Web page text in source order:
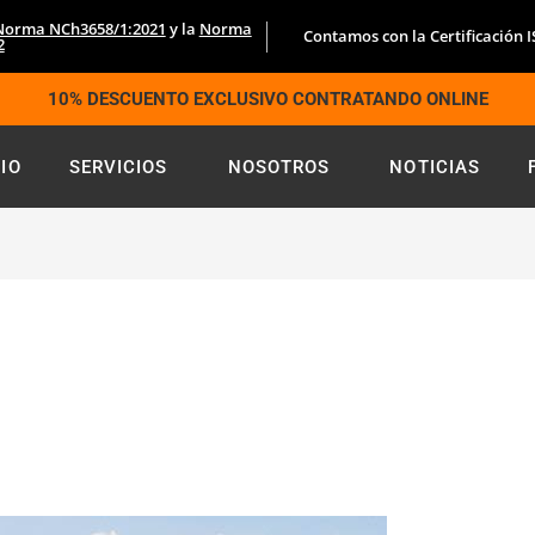
NCh3658/1:2021 y la Norma Contamos con la Certificación
10% DESCUENTO EXCLUSIVO CONTRATANDO ONLINE
SERVICIOS NOSOTROS NOTICIAS